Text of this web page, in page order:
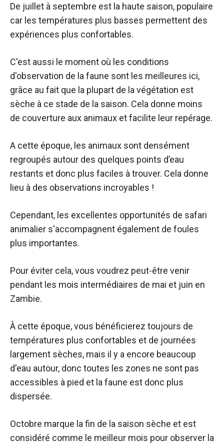
De juillet à septembre est la haute saison, populaire
car les températures plus basses permettent des
expériences plus confortables.
C'est aussi le moment où les conditions
d'observation de la faune sont les meilleures ici,
grâce au fait que la plupart de la végétation est
sèche à ce stade de la saison. Cela donne moins
de couverture aux animaux et facilite leur repérage.
A cette époque, les animaux sont densément
regroupés autour des quelques points d’eau
restants et donc plus faciles à trouver. Cela donne
lieu à des observations incroyables !
Cependant, les excellentes opportunités de safari
animalier s'accompagnent également de foules
plus importantes.
Pour éviter cela, vous voudrez peut-être venir
pendant les mois intermédiaires de mai et juin en
Zambie.
À cette époque, vous bénéficierez toujours de
températures plus confortables et de journées
largement sèches, mais il y a encore beaucoup
d'eau autour, donc toutes les zones ne sont pas
accessibles à pied et la faune est donc plus
dispersée.
Octobre marque la fin de la saison sèche et est
considéré comme le meilleur mois pour observer la